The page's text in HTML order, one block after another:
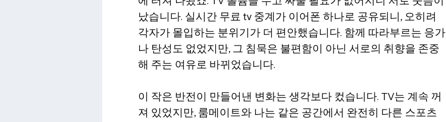
났습니다. 실시간 무료 tv 중계가 이어폰 하나로 공유되니, 오히려
각자가 몰입하는 분위기가 더 편안했습니다. 함께 따라부르는 응가
나 탄성도 없었지만, 그 침묵은 불편함이 아닌 서로의 취향을 존중
해 주는 여유로 바뀌었습니다.
이 작은 반전이 만들어낸 변화는 생각보다 컸습니다. TV는 계속 꺼
져 있었지만, 룸메이트와 나는 같은 공간에서 완전히 다른 스포츠